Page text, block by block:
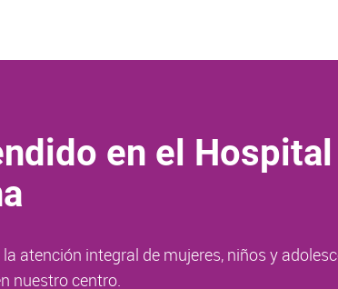
en el
atención integral de mujeres, niños y
nuestro centro.